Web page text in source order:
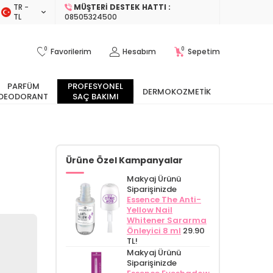
TR −
TL
MÜŞTERI DESTEK HATTI :
08505324500
0 Favorilerim Hesabım 0 Sepetim
PARFÜM
PROFESYONEL
SAÇ BAKIMI
DERMOKOZMETIK
Ürüne Özel Kampanyalar
Makyaj Ürünü
Siparişinizde
Essence The Anti-
Yellow Nail
Whitener Sararma
Önleyici 8 ml 29.90
TL!
Makyaj Ürünü
Siparişinizde